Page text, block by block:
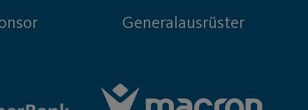
Generalausrüster